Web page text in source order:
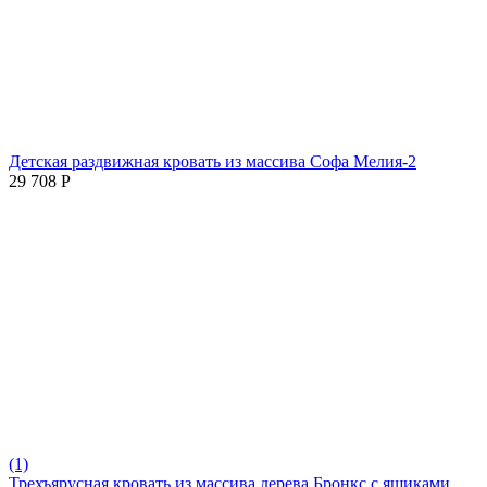
Детская раздвижная кровать из массива Софа Мелия-2
29 708 Р
(1)
Трехъярусная кровать из массива дерева Бронкс с ящиками